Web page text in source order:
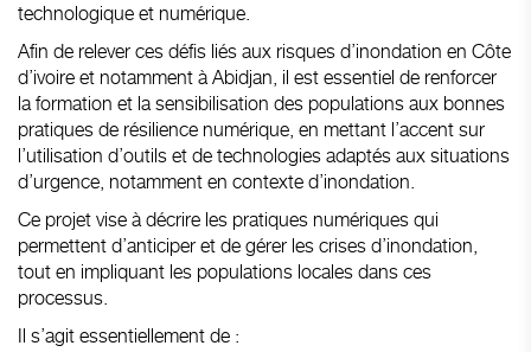
technologique et numérique.
Afin de relever ces défis liés aux risques d’inondation en Côte
d’ivoire et notamment à Abidjan, il est essentiel de renforcer
la formation et la sensibilisation des populations aux bonnes
pratiques de résilience numérique, en mettant l’accent sur
l’utilisation d’outils et de technologies adaptés aux situations
d’urgence, notamment en contexte d’inondation.
Ce projet vise à décrire les pratiques numériques qui
permettent d’anticiper et de gérer les crises d’inondation,
tout en impliquant les populations locales dans ces
processus.
Il s’agit essentiellement de :